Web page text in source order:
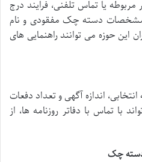
مربوطه یا تماس تلفنی، فرایند درج
مشخصات دسته چک مفقودی و نام
این حوزه می توانند راهنمایی های
اندازه آگهی و تعداد دفعات
با تماس با دفاتر روزنامه ها، از
چک